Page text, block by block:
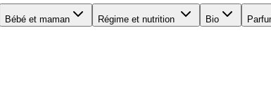
Bébé et maman Régime et nutrition Bio